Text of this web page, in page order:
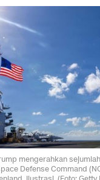
mengerahkan
Defense Command